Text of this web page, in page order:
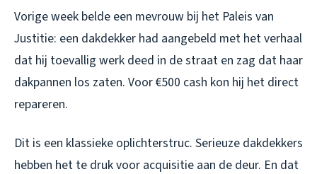
Vorige week belde een mevrouw bij het Paleis van
Justitie: een dakdekker had aangebeld met het verhaal
dat hij toevallig werk deed in de straat en zag dat haar
dakpannen los zaten. Voor €500 cash kon hij het direct
repareren.
Dit is een klassieke oplichterstruc. Serieuze dakdekkers
hebben het te druk voor acquisitie aan de deur. En dat